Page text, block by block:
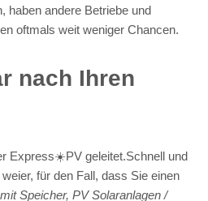
haben andere Betriebe und
oftmals weit weniger Chancen.
nach Ihren
Express☀️PV️ geleitet.Schnell und
für den Fall, dass Sie einen
Speicher, PV Solaranlagen /